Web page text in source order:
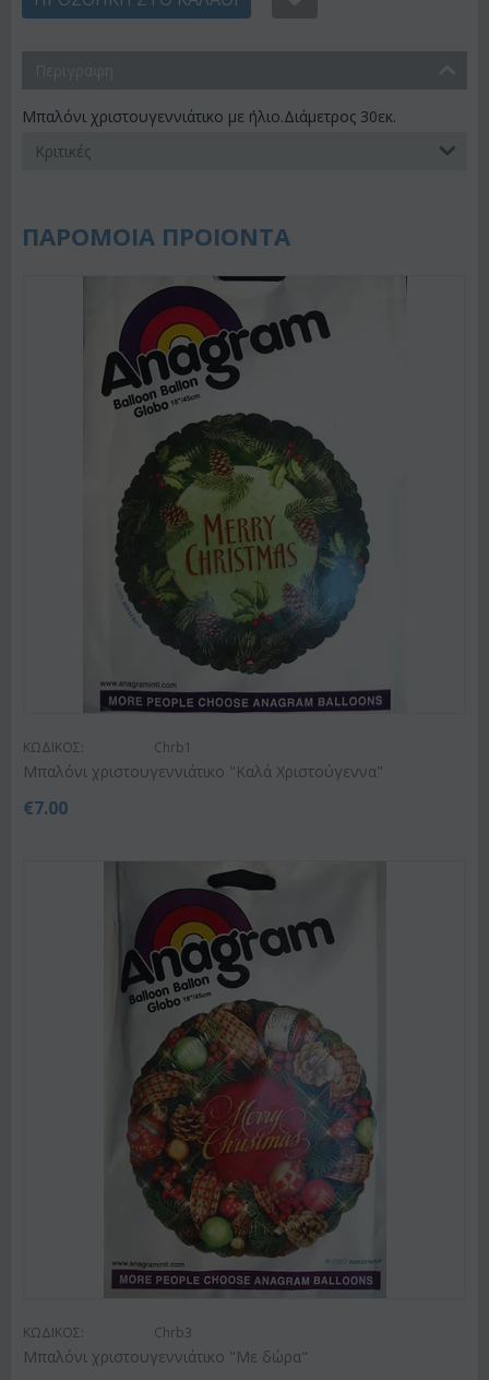
Μπαλόνι χριστουγεννιάτικο με ήλιο.Διάμετρος 30εκ.
Κριτικές
ΠΑΡΟΜΟΙΑ ΠΡΟΙΟΝΤΑ
ΚΩΔΙΚΟΣ: Chrb1
Μπαλόνι χριστουγεννιάτικο "Καλά Χριστούγεννα"
€7.00
ΚΩΔΙΚΟΣ: Chrb3
Μπαλόνι χριστουγεννιάτικο "Με δώρα"